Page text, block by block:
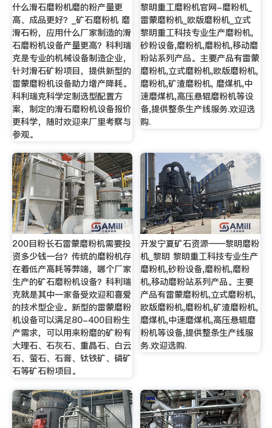
什么滑石磨粉机磨的粉产量更
高、成品更好？_矿石磨粉机 磨
滑石粉，应用什么厂家制造的滑
石磨粉机设备产量更高？科利瑞
克是专业的机械设备制造企业，
针对滑石矿粉项目，提供新型的
雷蒙磨粉机设备助力增产降耗。
科利瑞克科学定制选型配置方
案，制定的滑石磨粉机设备报价
更科学，随时欢迎来厂里考察与
参观。
黎明重工磨粉机官网-磨粉机_
雷蒙磨粉机_欧版磨粉机_立式
黎明重工科技专业生产磨粉机,
砂粉设备,磨粉机,磨粉机,移动磨
粉站系列产品。主要产品有雷蒙
磨粉机,立式磨粉机,欧版磨粉机,
磨粉机,矿渣磨粉机, 磨煤机,中
速磨煤机,高压悬辊磨粉机等设
备,提供整条生产线服务.欢迎选
购.
200目粉长石雷蒙磨粉机需要投
资多少钱一台？传统的磨粉机存
在着低产高耗等弊端，哪个厂家
生产的矿石磨粉机设备？科利瑞
克就是其中一家备受欢迎和喜爱
的技术型企业。新型的雷蒙磨粉
机设备可以满足80-400目粉生
产需求，可以用来粉磨的矿粉有
大理石、石灰石、重晶石、白云
石、萤石、石膏、钛铁矿、磷矿
石等矿石粉项目。
开发宁夏矿石资源——黎明磨粉
机_黎明 黎明重工科技专业生产
磨粉机,砂粉设备,磨粉机,磨粉
机,移动磨粉站系列产品。主要
产品有雷蒙磨粉机,立式磨粉机,
欧版磨粉机,磨粉机,矿渣磨粉机,
磨煤机,中速磨煤机,高压悬辊磨
粉机等设备,提供整条生产线服
务.欢迎选购.